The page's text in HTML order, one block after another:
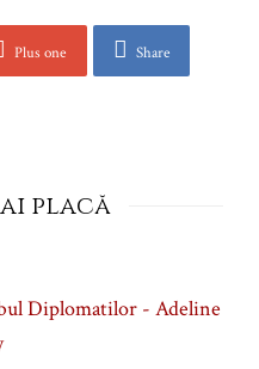
Plus one Share
placă